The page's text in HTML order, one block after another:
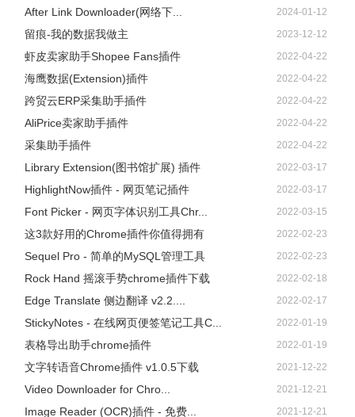
After Link Downloader(网络下... 2024-01-12
留痕-我的数据我做主 2023-12-12
虾皮卖家助手Shopee Fans插件 2022-04-22
海鹰数据(Extension)插件 2022-04-22
跨贸云ERP采集助手插件 2022-04-22
AliPrice卖家助手插件 2022-04-22
采集助手插件 2022-04-22
Library Extension(图书馆扩展) 插件 2022-03-17
HighlightNow插件 - 网页笔记插件 2022-03-17
Font Picker - 网页字体识别工具Chr... 2022-03-15
这3款好用的Chrome插件你值得拥有 2022-02-23
Sequel Pro - 简单的MySQL管理工具 2022-02-23
Rock Hand 摇滚手势chrome插件下载 2022-02-18
Edge Translate 侧边翻译 v2.2.... 2022-02-17
StickyNotes - 在线网页便签笔记工具C... 2022-01-19
表格导出助手chrome插件 2022-01-19
文字转语音Chrome插件 v1.0.5下载 2021-12-22
Video Downloader for Chro... 2021-12-21
Image Reader (OCR)插件 - 免费... 2021-12-21